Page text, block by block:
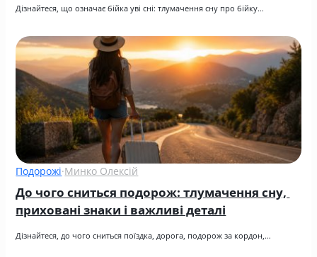
Дізнайтеся, що означає бійка уві сні: тлумачення сну про бійку…
Подорожі·Минко Олексій
До чого сниться подорож: тлумачення сну,
приховані знаки і важливі деталі
Дізнайтеся, до чого сниться поїздка, дорога, подорож за кордон,…